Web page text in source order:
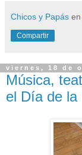
Chicos y Papás en
Compartir
viernes, 18 de
Música,
el Día de la